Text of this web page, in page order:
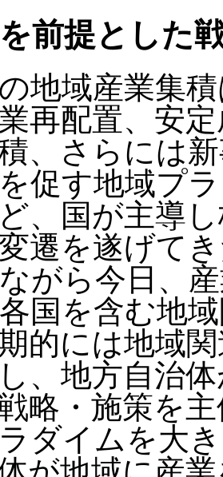
前提とした
地域産業集
再配置、安
、さらには
促す地域プ
、国が主導
遷を遂げて
がら今日、
国を含む地
的には地域
、地方自治
略・施策を
ダイムを大